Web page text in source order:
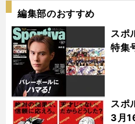
編集部のおすすめ
スポ
特集
スポ
3月